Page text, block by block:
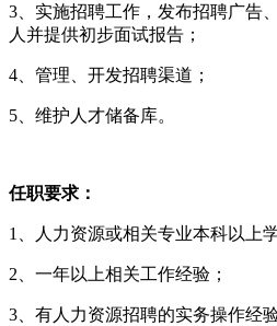
3、实施招聘工作，发布招聘广告
人并提供初步面试报告；
4、管理、开发招聘渠道；
5、维护人才储备库。
任职要求：
1、人力资源或相关专业本科以上
2、一年以上相关工作经验；
3、有人力资源招聘的实务操作经